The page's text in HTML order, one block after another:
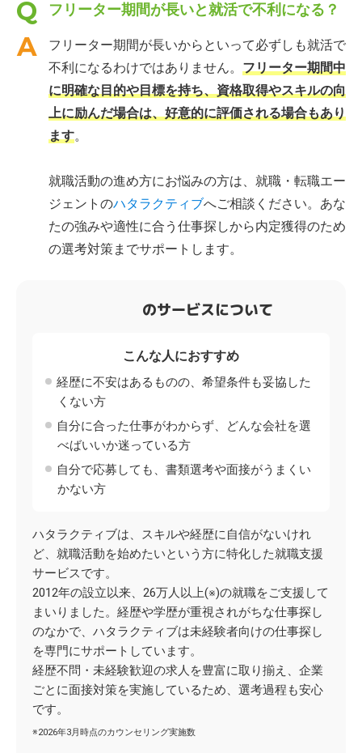
フリーター期間が長いと就活で不利になる？
フリーター期間が長いからといって必ずしも就活で
不利になるわけではありません。 フリーター期間中
に明確な目的や目標を持ち、資格取得やスキルの向
上に励んだ場合は、好意的に評価される場合もあり
ます。
就職活動の進め方にお悩みの方は、就職・転職エー
ジェントのハタラクティブへご相談ください。あな
たの強みや適性に合う仕事探しから内定獲得のため
の選考対策までサポートします。
のサービスについて
こんな人におすすめ
経歴に不安はあるものの、希望条件も妥協した
くない方
自分に合った仕事がわからず、どんな会社を選
べばいいか迷っている方
自分で応募しても、書類選考や面接がうまくい
かない方
ハタラクティブは、スキルや経歴に自信がないけれ
ど、就職活動を始めたいという方に特化した就職支援
サービスです。
2012年の設立以来、26万人以上(※)の就職をご支援して
まいりました。経歴や学歴が重視されがちな仕事探し
のなかで、ハタラクティブは未経験者向けの仕事探し
を専門にサポートしています。
経歴不問・未経験歓迎の求人を豊富に取り揃え、企業
ごとに面接対策を実施しているため、選考過程も安心
です。
※2026年3月時点のカウンセリング実施数